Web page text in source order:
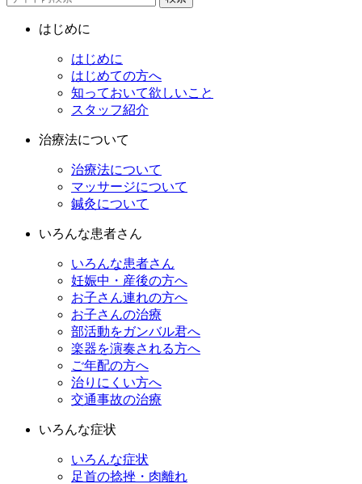
はじめに
はじめに
はじめての方へ
知っておいて欲しいこと
スタッフ紹介
治療法について
治療法について
マッサージについて
鍼灸について
いろんな患者さん
いろんな患者さん
妊娠中・産後の方へ
お子さん連れの方へ
お子さんの治療
部活動をガンバル君へ
楽器を演奏される方へ
ご年配の方へ
治りにくい方へ
交通事故の治療
いろんな症状
いろんな症状
足首の捻挫・肉離れ